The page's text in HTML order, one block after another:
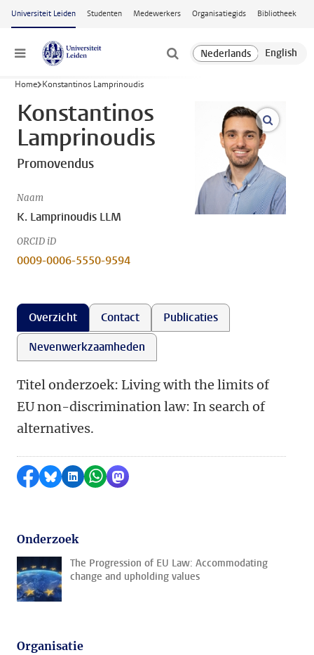
Ga naar hoofdinhoud
Universiteit Leiden Studenten Medewerkers Organisatiegids Bibliotheek
Menu
Home Konstantinos Lamprinoudis
Konstantinos
Lamprinoudis
Promovendus
Naam
K. Lamprinoudis LLM
ORCID iD
0009-0006-5550-9594
open
Overzicht Contact
Publicaties
Nevenwerkzaamheden
Titel onderzoek: Living with the limits of
EU non-discrimination law: In search of
alternatives.
Delen op Facebook
Delen via Bluesky
Delen op LinkedIn
Delen via WhatsApp
Delen via Mastodon
Onderzoek
The Progression of EU Law: Accommodating
change and upholding values
Organisatie